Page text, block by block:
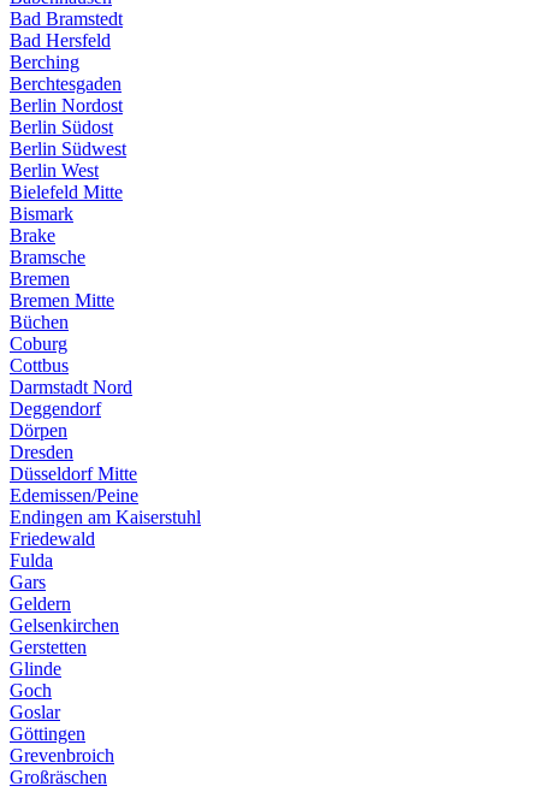
Bad Bramstedt
Bad Hersfeld
Berching
Berchtesgaden
Berlin Nordost
Berlin Südost
Berlin Südwest
Berlin West
Bielefeld Mitte
Bismark
Brake
Bramsche
Bremen
Bremen Mitte
Büchen
Coburg
Cottbus
Darmstadt Nord
Deggendorf
Dörpen
Dresden
Düsseldorf Mitte
Edemissen/Peine
Endingen am Kaiserstuhl
Friedewald
Fulda
Gars
Geldern
Gelsenkirchen
Gerstetten
Glinde
Goch
Goslar
Göttingen
Grevenbroich
Großräschen